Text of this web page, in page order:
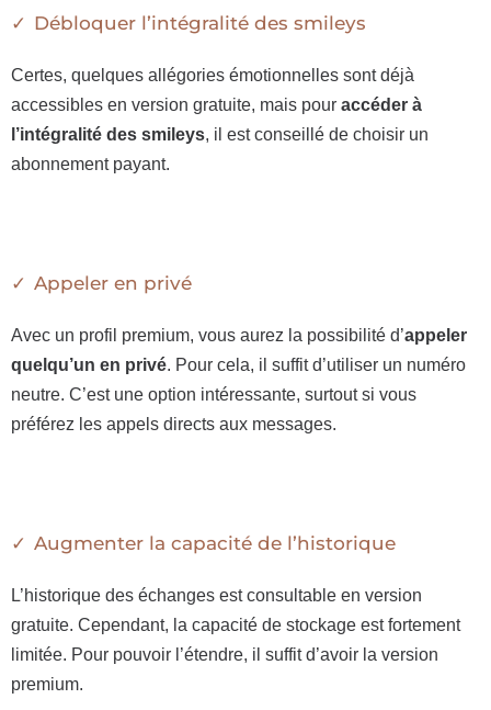
Débloquer l’intégralité des smileys
Certes, quelques allégories émotionnelles sont déjà
accessibles en version gratuite, mais pour accéder à
l’intégralité des smileys, il est conseillé de choisir un
abonnement payant.
Appeler en privé
Avec un profil premium, vous aurez la possibilité d’appeler
quelqu’un en privé. Pour cela, il suffit d’utiliser un numéro
neutre. C’est une option intéressante, surtout si vous
préférez les appels directs aux messages.
Augmenter la capacité de l’historique
L’historique des échanges est consultable en version
gratuite. Cependant, la capacité de stockage est fortement
limitée. Pour pouvoir l’étendre, il suffit d’avoir la version
premium.